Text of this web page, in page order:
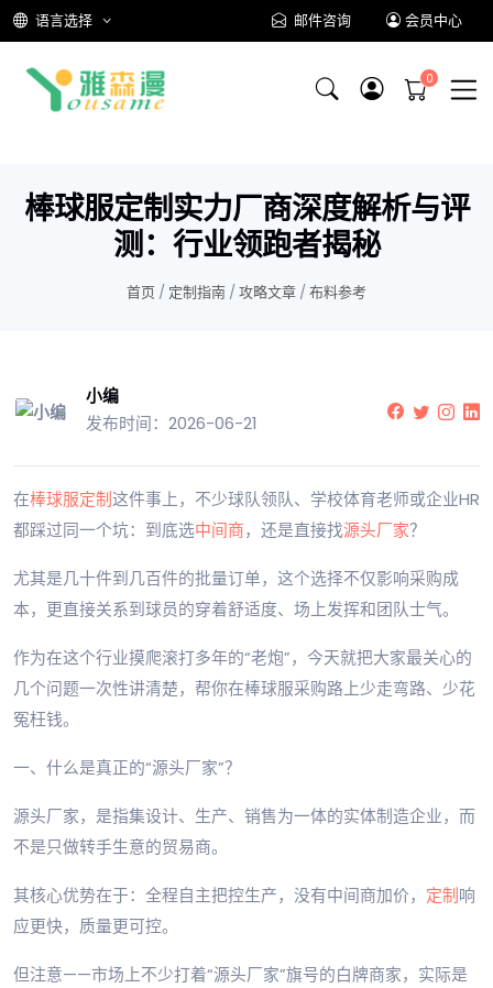
语言选择 邮件咨询 会员中心
棒球服定制实力厂商深度解析与评
测：行业领跑者揭秘
首页 / 定制指南 / 攻略文章 / 布料参考
小编
发布时间：2026-06-21
在棒球服定制这件事上，不少球队领队、学校体育老师或企业HR
都踩过同一个坑：到底选中间商，还是直接找源头厂家？
尤其是几十件到几百件的批量订单，这个选择不仅影响采购成
本，更直接关系到球员的穿着舒适度、场上发挥和团队士气。
作为在这个行业摸爬滚打多年的“老炮”，今天就把大家最关心的
几个问题一次性讲清楚，帮你在棒球服采购路上少走弯路、少花
冤枉钱。
一、什么是真正的“源头厂家”？
源头厂家，是指集设计、生产、销售为一体的实体制造企业，而
不是只做转手生意的贸易商。
其核心优势在于：全程自主把控生产，没有中间商加价， 定制响
应更快，质量更可控。
但注意——市场上不少打着“源头厂家”旗号的白牌商家，实际是